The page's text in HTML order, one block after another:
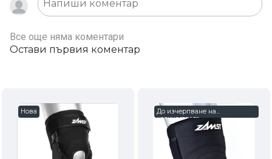
Все още няма коментари
Остави първия коментар
Нова
До изчерпване на
количествата